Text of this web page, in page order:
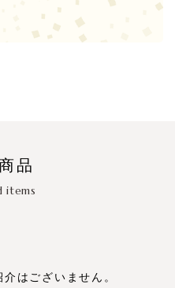
品
items
はございません。